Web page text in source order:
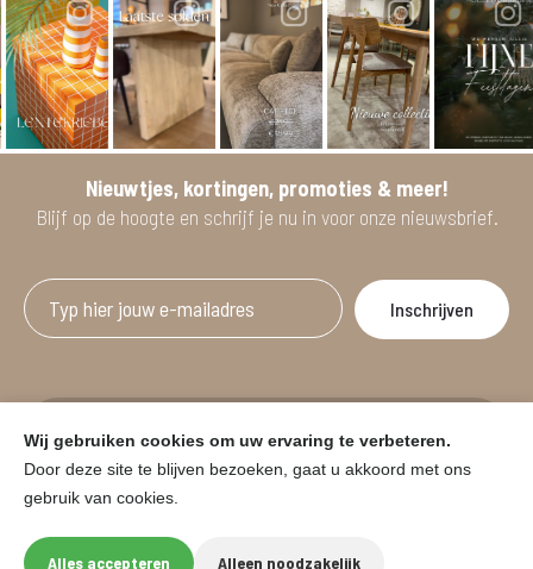
Nieuwtjes, kortingen, promoties & meer!
Blijf op de hoogte en schrijf je nu in voor onze nieuwsbrief.
vanaf minimum 2 willekeurige artikelen.
Onder voorbehoud van prijswijzigingen in de winkel en typfouten.
Wij gebruiken cookies om uw ervaring te verbeteren.
Door deze site te blijven bezoeken, gaat u akkoord met ons
gebruik van cookies.
Alles accepteren Alleen noodzakelijk